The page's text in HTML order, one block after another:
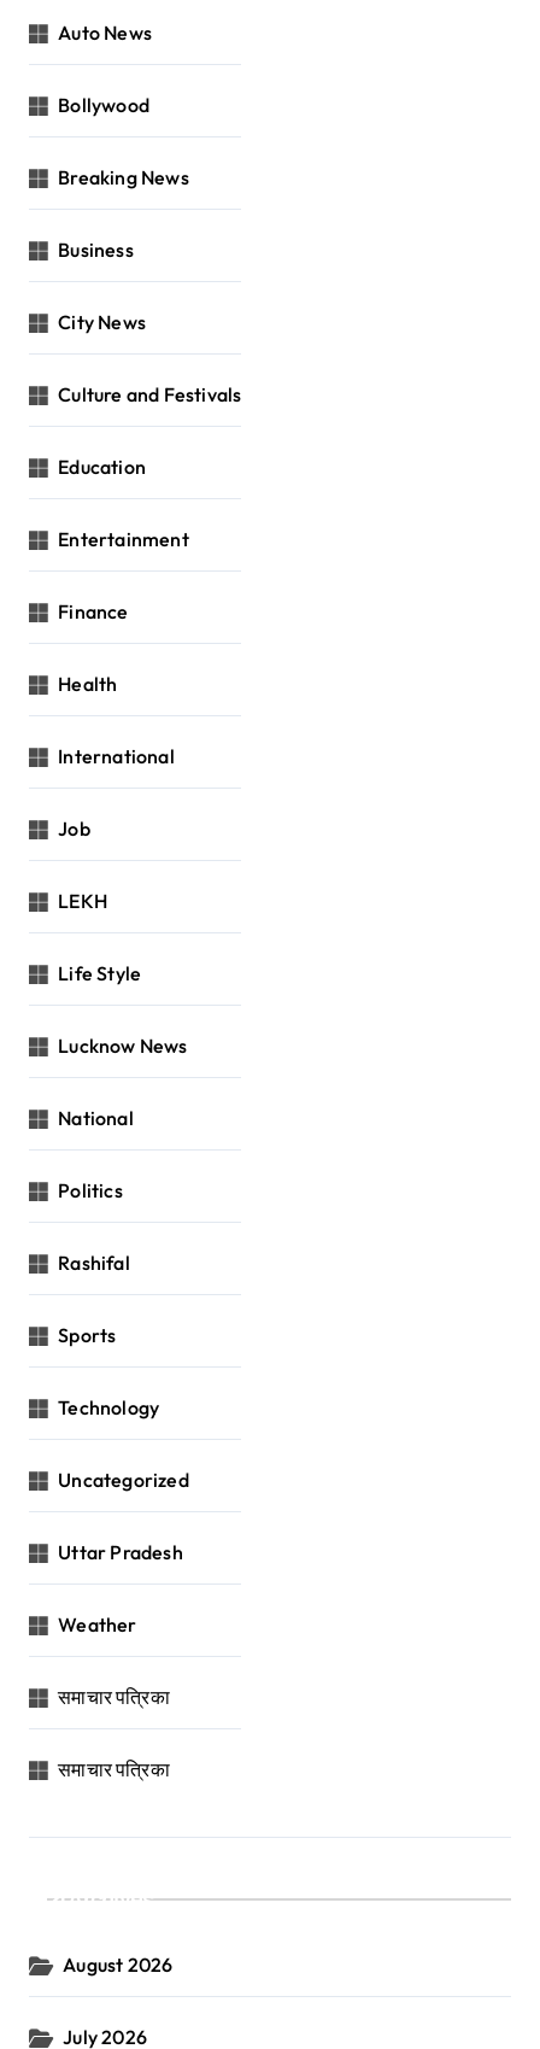
Auto News
Bollywood
Breaking News
Business
City News
Culture and Festivals
Education
Entertainment
Finance
Health
International
Job
LEKH
Life Style
Lucknow News
National
Politics
Rashifal
Sports
Technology
Uncategorized
Uttar Pradesh
Weather
समाचार पत्रिका
समाचार पत्रिका
Archives
August 2026
July 2026